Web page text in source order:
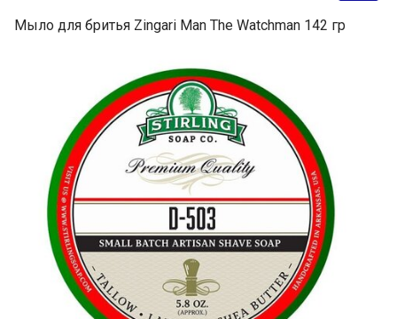
Мыло для бритья Zingari Man The Watchman 142 гр